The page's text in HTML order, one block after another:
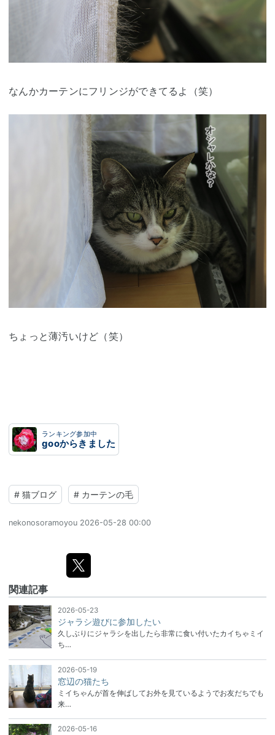
なんかカーテンにフリンジができてるよ（笑）
ちょっと薄汚いけど（笑）
ランキング参加中
gooからきました
# 猫ブログ # カーテンの毛
nekonosoramoyou 2026-05-28 00:00
関連記事
2026-05-23
ジャラシ遊びに参加したい
久しぶりにジャラシを出したら非常に食い付いたカイちゃミイ
ち…
2026-05-19
窓辺の猫たち
ミイちゃんが首を伸ばしてお外を見ているようでお友だちでも
来…
2026-05-16